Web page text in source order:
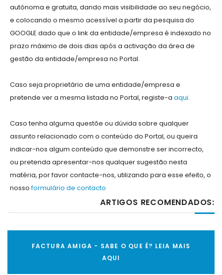
autónoma e gratuita, dando mais visibilidade ao seu negócio,
e colocando o mesmo acessível a partir da pesquisa do
GOOGLE dado que o link da entidade/empresa é indexado no
prazo máximo de dois dias após a activação da área de
gestão da entidade/empresa no Portal.
Caso seja proprietário de uma entidade/empresa e
pretende ver a mesma listada no Portal, registe-a aqui.
Caso tenha alguma questõe ou dúvida sobre qualquer
assunto relacionado com o conteúdo do Portal, ou queira
indicar-nos algum conteúdo que demonstre ser incorrecto,
ou pretenda apresentar-nos qualquer sugestão nesta
matéria, por favor contacte-nos, utilizando para esse efeito, o
nossoformulário de contacto
ARTIGOS RECOMENDADOS:
FACTURA AMIGA - SABE O QUE É? LEIA MAIS
AQUI